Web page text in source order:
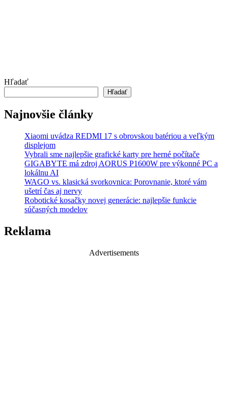
Hľadať
Hľadať
Najnovšie články
Xiaomi uvádza REDMI 17 s obrovskou batériou a veľkým
displejom
Vybrali sme najlepšie grafické karty pre herné počítače
GIGABYTE má zdroj AORUS P1600W pre výkonné PC a
lokálnu AI
WAGO vs. klasická svorkovnica: Porovnanie, ktoré vám
ušetrí čas aj nervy
Robotické kosačky novej generácie: najlepšie funkcie
súčasných modelov
Reklama
Advertisements